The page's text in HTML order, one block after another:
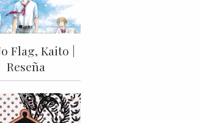
Flag, Kaito |
Reseña